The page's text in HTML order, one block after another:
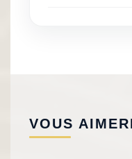
VOUS